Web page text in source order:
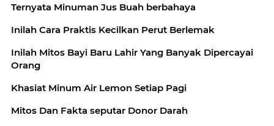
Ternyata Minuman Jus Buah berbahaya
Inilah Cara Praktis Kecilkan Perut Berlemak
Inilah Mitos Bayi Baru Lahir Yang Banyak Dipercayai
Orang
Khasiat Minum Air Lemon Setiap Pagi
Mitos Dan Fakta seputar Donor Darah